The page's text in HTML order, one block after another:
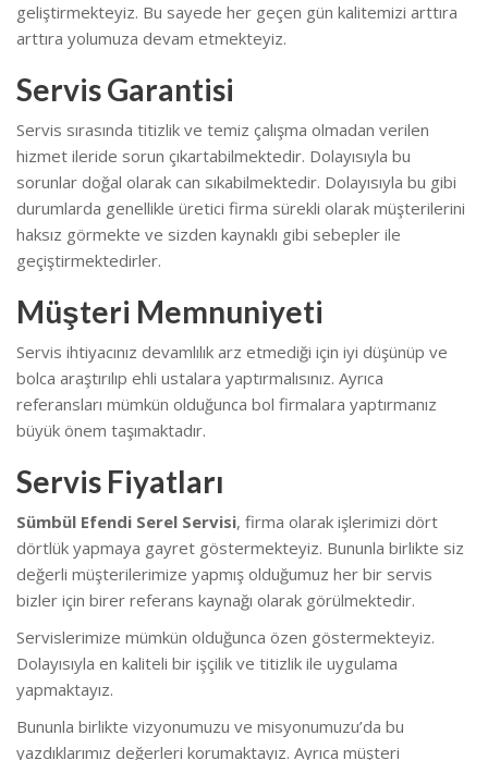
geliştirmekteyiz. Bu sayede her geçen gün kalitemizi arttıra
arttıra yolumuza devam etmekteyiz.
Servis Garantisi
Servis sırasında titizlik ve temiz çalışma olmadan verilen
hizmet ileride sorun çıkartabilmektedir. Dolayısıyla bu
sorunlar doğal olarak can sıkabilmektedir. Dolayısıyla bu gibi
durumlarda genellikle üretici firma sürekli olarak müşterilerini
haksız görmekte ve sizden kaynaklı gibi sebepler ile
geçiştirmektedirler.
Müşteri Memnuniyeti
Servis ihtiyacınız devamlılık arz etmediği için iyi düşünüp ve
bolca araştırılıp ehli ustalara yaptırmalısınız. Ayrıca
referansları mümkün olduğunca bol firmalara yaptırmanız
büyük önem taşımaktadır.
Servis Fiyatları
Sümbül Efendi Serel Servisi, firma olarak işlerimizi dört
dörtlük yapmaya gayret göstermekteyiz. Bununla birlikte siz
değerli müşterilerimize yapmış olduğumuz her bir servis
bizler için birer referans kaynağı olarak görülmektedir.
Servislerimize mümkün olduğunca özen göstermekteyiz.
Dolayısıyla en kaliteli bir işçilik ve titizlik ile uygulama
yapmaktayız.
Bununla birlikte vizyonumuzu ve misyonumuzu’da bu
yazdıklarımız değerleri korumaktayız. Ayrıca müşteri